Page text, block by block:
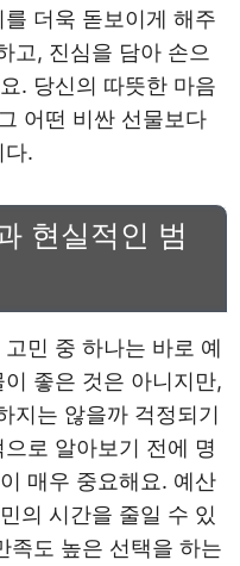
더욱 돋보이게 해주
고, 진심을 담아 손으
. 당신의 따뜻한 마음
어떤 비싼 선물보다
다.
현실적인 범
민 중 하나는 바로 예
좋은 것은 아니지만,
지는 않을까 걱정되기
로 알아보기 전에 명
매우 중요해요. 예산
의 시간을 줄일 수 있
족도 높은 선택을 하는